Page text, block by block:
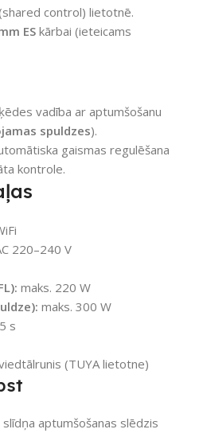
control) lietotnē.
ESkārbai (ieteicams
vadība ar aptumšošanu
spuldzes).
gaismas regulēšana
kontrole.
220–240 V
maks. 220 W
maks. 300 W
s
(TUYA lietotne)
aptumšošanas slēdzis